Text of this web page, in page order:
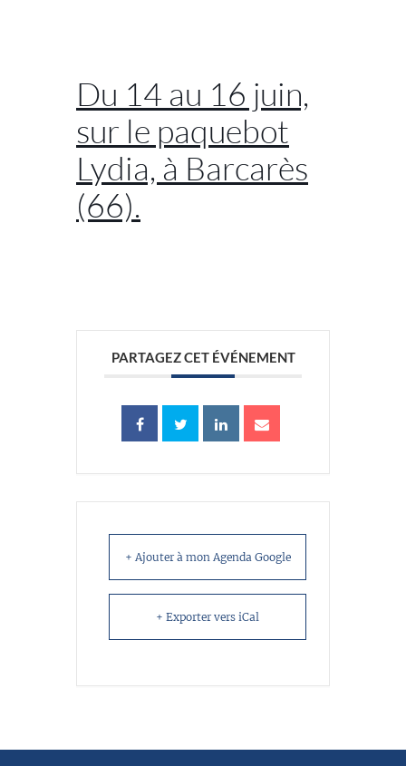
Du 14 au 16 juin,
sur le paquebot
Lydia, à Barcarès
(66).
PARTAGEZ CET ÉVÉNEMENT
+ Ajouter à mon Agenda Google
+ Exporter vers iCal